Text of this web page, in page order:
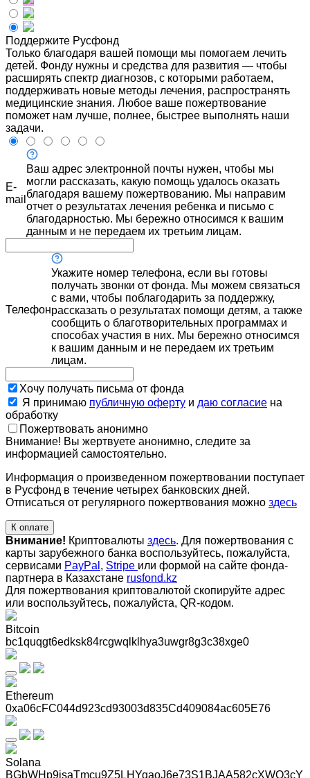
Поддержите Русфонд
Только благодаря вашей помощи мы помогаем лечить
детей. Фонду нужны и средства для развития — чтобы
расширять спектр диагнозов, с которыми работаем,
поддерживать новые методы лечения, распространять
медицинские знания. Любое ваше пожертвование
поможет нам лучше, полнее, быстрее выполнять наши
задачи.
E-
mail
Ваш адрес электронной почты нужен, чтобы мы
могли рассказать, какую помощь удалось оказать
благодаря вашему пожертвованию. Мы направим
отчет о результатах лечения ребенка и письмо с
благодарностью. Мы бережно относимся к вашим
данным и не передаем их третьим лицам.
Телефон
Укажите номер телефона, если вы готовы
получать звонки от фонда. Мы можем связаться
с вами, чтобы поблагодарить за поддержку,
рассказать о результатах помощи детям, а также
сообщить о благотворительных программах и
способах участия в них. Мы бережно относимся
к вашим данным и не передаем их третьим
лицам.
Хочу получать письма от фонда
Я принимаю публичную оферту и даю согласие на
обработку
Пожертвовать анонимно
Внимание! Вы жертвуете анонимно, следите за
информацией самостоятельно.
Информация о произведенном пожертвовании поступает
в Русфонд в течение четырех банковских дней.
Отписаться от регулярного пожертвования можно здесь
К оплате
Внимание! Криптовалюты здесь. Для пожертвования с
карты зарубежного банка воспользуйтесь, пожалуйста,
сервисами PayPal , Stripe или формой на сайте фонда-
партнера в Казахстане rusfond.kz
Для пожертвования криптовалютой скопируйте адрес
или воспользуйтесь, пожалуйста, QR-кодом.
Bitcoin
bc1quqgt6edksk84rcgwqlklhya3uwgr8g3c38xge0
Ethereum
0xa06cFC044d923cd93003d835Cd409084ac605E76
Solana
BGbWHp9jsaTmcu9Z5LHYqaoJ6e73S1BJAA582cXWQ3cY